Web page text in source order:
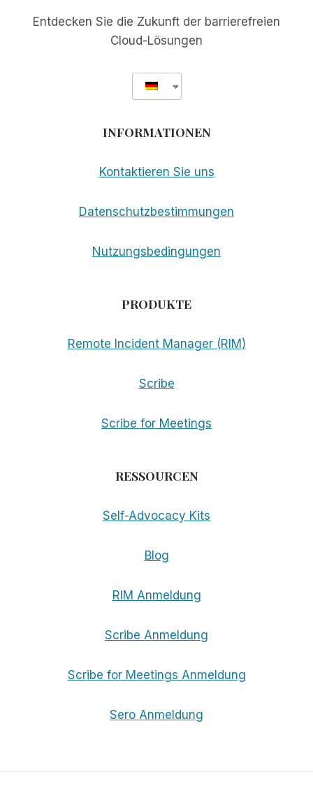
Entdecken Sie die Zukunft der barrierefreien
Cloud-Lösungen
INFORMATIONEN
Kontaktieren Sie uns
Datenschutzbestimmungen
Nutzungsbedingungen
PRODUKTE
Remote Incident Manager (RIM)
Scribe
Scribe for Meetings
RESSOURCEN
Self-Advocacy Kits
Blog
RIM Anmeldung
Scribe Anmeldung
Scribe for Meetings Anmeldung
Sero Anmeldung